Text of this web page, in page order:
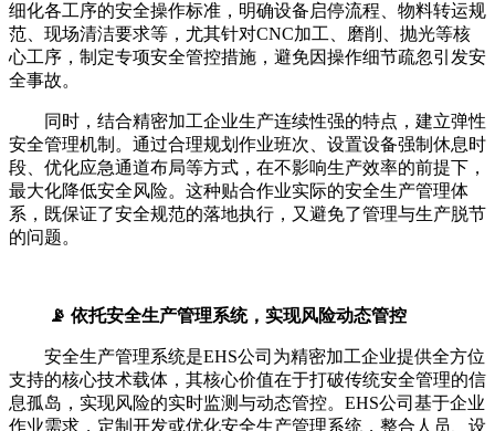
细化各工序的安全操作标准，明确设备启停流程、物料转运规
范、现场清洁要求等，尤其针对CNC加工、磨削、抛光等核
心工序，制定专项安全管控措施，避免因操作细节疏忽引发安
全事故。
同时，结合精密加工企业生产连续性强的特点，建立弹性
安全管理机制。通过合理规划作业班次、设置设备强制休息时
段、优化应急通道布局等方式，在不影响生产效率的前提下，
最大化降低安全风险。这种贴合作业实际的安全生产管理体
系，既保证了安全规范的落地执行，又避免了管理与生产脱节
的问题。
📡 依托安全生产管理系统，实现风险动态管控
安全生产管理系统是EHS公司为精密加工企业提供全方位
支持的核心技术载体，其核心价值在于打破传统安全管理的信
息孤岛，实现风险的实时监测与动态管控。EHS公司基于企业
作业需求，定制开发或优化安全生产管理系统，整合人员、设